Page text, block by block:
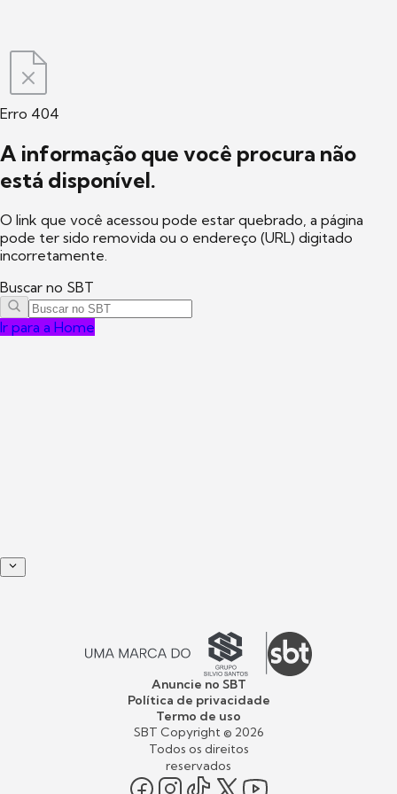
Erro 404
A informação que você procura não
está disponível.
O link que você acessou pode estar quebrado, a página
pode ter sido removida ou o endereço (URL) digitado
incorretamente.
Buscar no SBT
Ir para a Home
Anuncie no SBT
Política de privacidade
Termo de uso
SBT Copyright © 2026
Todos os direitos
reservados